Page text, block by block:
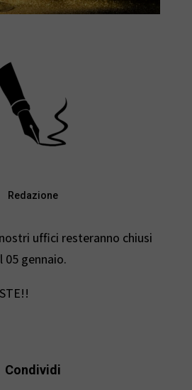
Redazione
uffici resteranno chiusi
05 gennaio.
Condividi